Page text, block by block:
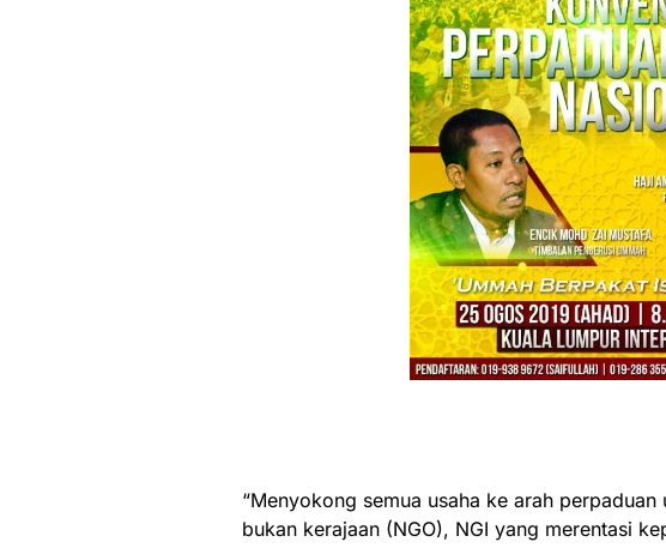
“Menyokong semua usaha ke arah
bukan kerajaan (NGO), NGI yang merentasi